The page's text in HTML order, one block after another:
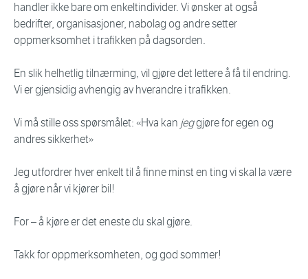
handler ikke bare om enkeltindivider. Vi ønsker at også
bedrifter, organisasjoner, nabolag og andre setter
oppmerksomhet i trafikken på dagsorden.
En slik helhetlig tilnærming, vil gjøre det lettere å få til endring.
Vi er gjensidig avhengig av hverandre i trafikken.
Vi må stille oss spørsmålet: «Hva kan jeggjøre for egen og
andres sikkerhet»
Jeg utfordrer hver enkelt til å finne minst en ting vi skal la være
å gjøre når vi kjører bil!
For – å kjøre er det eneste du skal gjøre.
Takk for oppmerksomheten, og god sommer!